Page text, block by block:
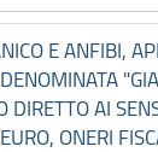
E ANFIBI,
AI
ONERI